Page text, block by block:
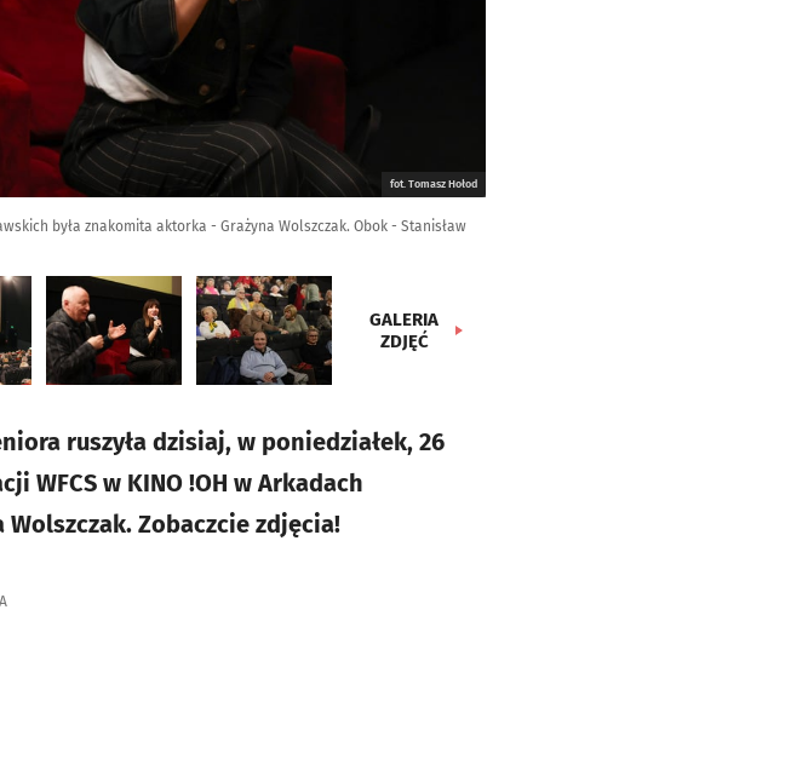
fot. Tomasz Hołod
była znakomita aktorka - Grażyna Wolszczak. Obok - Stanisław
GALERIA
ZDJĘĆ
ruszyła dzisiaj, w poniedziałek, 26
WFCS w KINO !OH w Arkadach
Zobaczcie zdjęcia!